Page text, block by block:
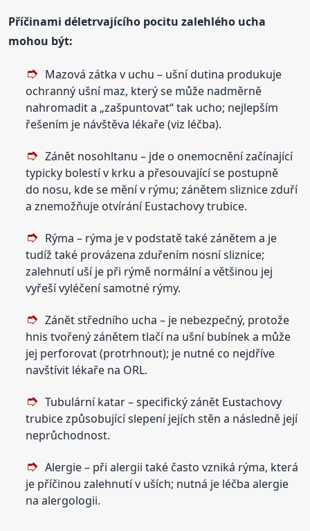
Příčinami déletrvajícího pocitu zalehlého ucha
mohou být:
Mazová zátka v uchu – ušní dutina produkuje
ochranný ušní maz, který se může nadměrně
nahromadit a „zašpuntovat“ tak ucho; nejlepším
řešením je návštěva lékaře (viz léčba).
Zánět nosohltanu – jde o onemocnění začínající
typicky bolestí v krku a přesouvající se postupně
do nosu, kde se mění v rýmu; zánětem sliznice zduří
a znemožňuje otvírání Eustachovy trubice.
Rýma – rýma je v podstatě také zánětem a je
tudíž také provázena zduřením nosní sliznice;
zalehnutí uší je při rýmě normální a většinou jej
vyřeší vyléčení samotné rýmy.
Zánět středního ucha – je nebezpečný, protože
hnis tvořený zánětem tlačí na ušní bubínek a může
jej perforovat (protrhnout); je nutné co nejdříve
navštívit lékaře na ORL.
Tubulární katar – specifický zánět Eustachovy
trubice způsobující slepení jejích stěn a následně její
neprůchodnost.
Alergie – při alergii také často vzniká rýma, která
je příčinou zalehnutí v uších; nutná je léčba alergie
na alergologii.